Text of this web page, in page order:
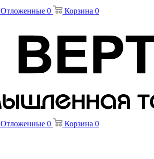
Отложенные 0 Корзина 0
Отложенные 0 Корзина 0